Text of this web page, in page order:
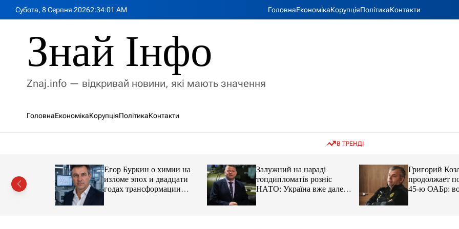
Субота, 8 Серпня 20262:34:03 AM ГоловнаЕкономікаКорупціяПолітикаКонтакти
Знай Інфо
Znaj.info — відкривай новини, які мають значення
ГоловнаЕкономікаКорупціяПолітикаКонтакти
В ТРЕНДІ
із
Егор Буркин о химии на
изломе эпох и двадцати
годах трансформации
Залужний на нараді
топдипломатів розніс
НАТО: Україна вже далеко
попереду
Григорий
продолжает
45-ю ОАБр:
передали